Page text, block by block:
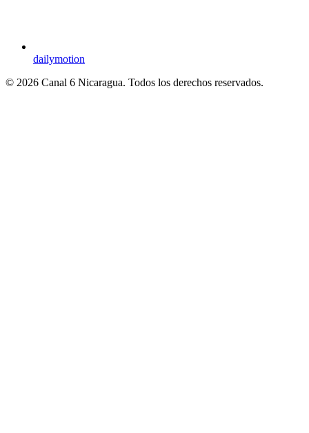
dailymotion
© 2026 Canal 6 Nicaragua. Todos los derechos reservados.